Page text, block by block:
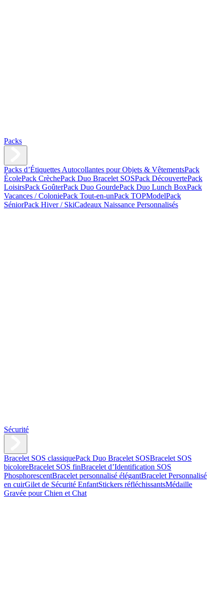
Packs
Packs d’Étiquettes Autocollantes pour Objets & VêtementsPack
ÉcolePack CrèchePack Duo Bracelet SOSPack DécouvertePack
LoisirsPack GoûterPack Duo GourdePack Duo Lunch BoxPack
Vacances / ColoniePack Tout-en-unPack TOPModelPack
SéniorPack Hiver / SkiCadeaux Naissance Personnalisés
Sécurité
Bracelet SOS classiquePack Duo Bracelet SOSBracelet SOS
bicoloreBracelet SOS finBracelet d’Identification SOS
PhosphorescentBracelet personnalisé élégantBracelet Personnalisé
en cuirGilet de Sécurité EnfantStickers réfléchissantsMédaille
Gravée pour Chien et Chat